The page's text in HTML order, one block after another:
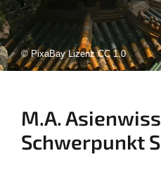
© PixaBay Lizenz CC 1.0
M.A.
Schwerpunkt